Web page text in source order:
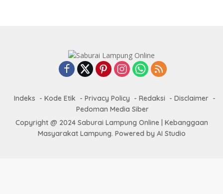
Indeks Kode Etik Privacy Policy Redaksi
Disclaimer
Pedoman Media Siber
Copyright @ 2024 Saburai Lampung Online | Kebanggaan
Masyarakat Lampung. Powered by AI Studio